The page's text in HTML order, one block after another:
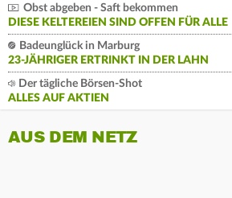
Obst abgeben - Saft bekommen
DIESE KELTEREIEN SIND OFFEN FÜR ALLE
Badeunglück in Marburg
23-JÄHRIGER ERTRINKT IN DER LAHN
Der tägliche Börsen-Shot
ALLES AUF AKTIEN
AUS DEM NETZ